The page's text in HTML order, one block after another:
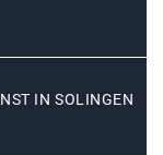
IN SOLINGEN